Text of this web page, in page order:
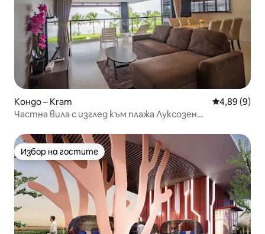
Кондо – Kram Средна
4,89 (9)
Частна вила с изглед към плажа Луксозен
Избор на гостите
Избор на гостите